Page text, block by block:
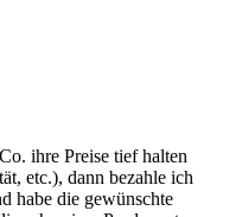
ihre Preise tief halten
etc.), dann bezahle ich
habe die gewünschte